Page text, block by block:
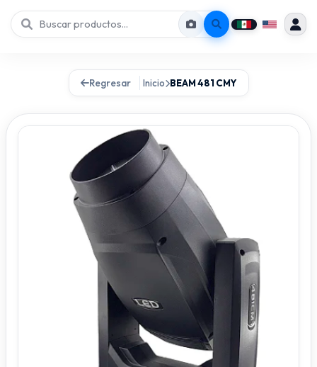
Regresar Inicio BEAM 481 CMY